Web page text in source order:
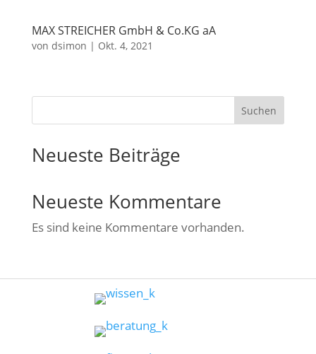
MAX STREICHER GmbH & Co.KG aA
von dsimon | Okt. 4, 2021
Suchen
Neueste Beiträge
Neueste Kommentare
Es sind keine Kommentare vorhanden.